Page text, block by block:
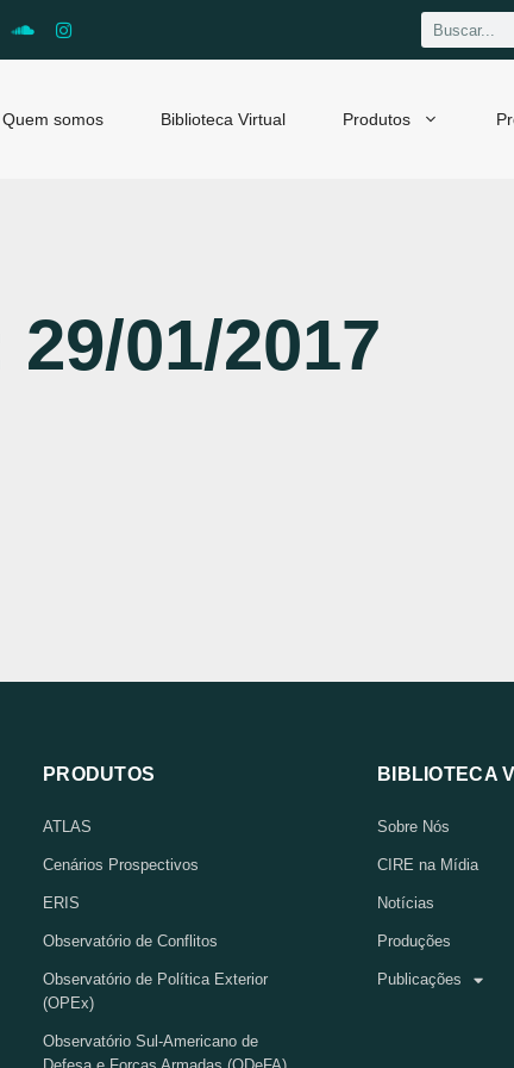
Quem somos Biblioteca Virtual Produtos
29/01/2017
PRODUTOS
ATLAS
Cenários Prospectivos
ERIS
Observatório de Conflitos
Observatório de Política Exterior
(OPEx)
Observatório Sul-Americano de
BIBLIOTECA
Sobre Nós
CIRE na Mídia
Notícias
Produções
Publicações